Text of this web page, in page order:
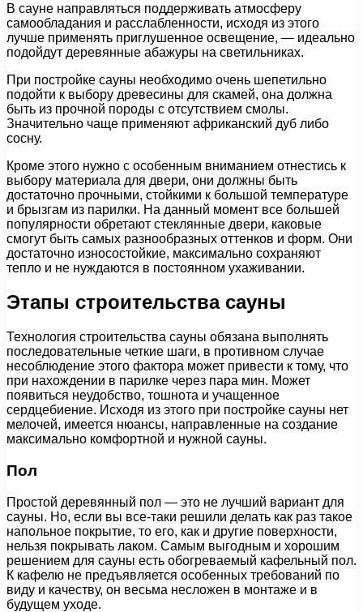
В сауне направляться поддерживать атмосферу
самообладания и расслабленности, исходя из этого
лучше применять приглушенное освещение, — идеально
подойдут деревянные абажуры на светильниках.
При постройке сауны необходимо очень шепетильно
подойти к выбору древесины для скамей, она должна
быть из прочной породы с отсутствием смолы.
Значительно чаще применяют африканский дуб либо
сосну.
Кроме этого нужно с особенным вниманием отнестись к
выбору материала для двери, они должны быть
достаточно прочными, стойкими к большой температуре
и брызгам из парилки. На данный момент все большей
популярности обретают стеклянные двери, каковые
смогут быть самых разнообразных оттенков и форм. Они
достаточно износостойкие, максимально сохраняют
тепло и не нуждаются в постоянном ухаживании.
Этапы строительства сауны
Технология строительства сауны обязана выполнять
последовательные четкие шаги, в противном случае
несоблюдение этого фактора может привести к тому, что
при нахождении в парилке через пара мин. Может
появиться неудобство, тошнота и учащенное
сердцебиение. Исходя из этого при постройке сауны нет
мелочей, имеется нюансы, направленные на создание
максимально комфортной и нужной сауны.
Пол
Простой деревянный пол — это не лучший вариант для
сауны. Но, если вы все-таки решили делать как раз такое
напольное покрытие, то его, как и другие поверхности,
нельзя покрывать лаком. Самым выгодным и хорошим
решением для сауны есть обогреваемый кафельный пол.
К кафелю не предъявляется особенных требований по
виду и качеству, он весьма несложен в монтаже и в
будущем уходе.